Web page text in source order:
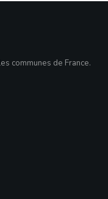
communes de France.